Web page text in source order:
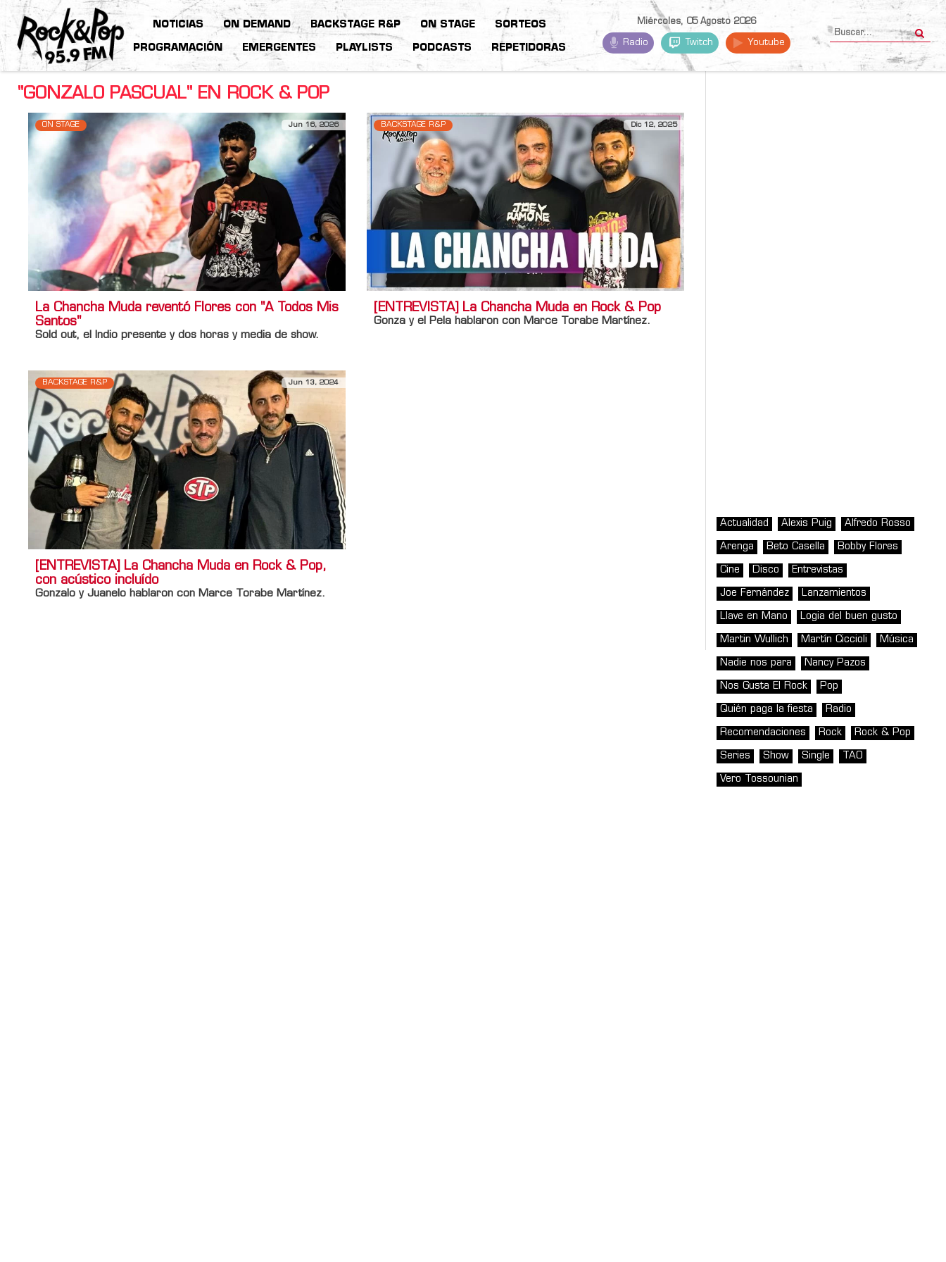
NOTICIAS ON DEMAND BACKSTAGE R&P ON STAGE SORTEOS
PROGRAMACIÓN EMERGENTES PLAYLISTS PODCASTS REPETIDORAS
Miércoles, 05 Agosto 2026
Radio Twitch Youtube
"GONZALO PASCUAL" EN ROCK & POP
ON STAGE Jun 16, 2026
La Chancha Muda reventó Flores con "A Todos Mis
Santos"
Sold out, el Indio presente y dos horas y media de show.
BACKSTAGE R&P Dic 12, 2025
[ENTREVISTA] La Chancha Muda en Rock & Pop
Gonza y el Pela hablaron con Marce Torabe Martínez.
BACKSTAGE R&P Jun 13, 2024
[ENTREVISTA] La Chancha Muda en Rock & Pop,
con acústico incluído
Gonzalo y Juanelo hablaron con Marce Torabe Martínez.
Actualidad Alexis Puig Alfredo Rosso
Arenga Beto Casella Bobby Flores
Cine Disco Entrevistas
Joe Fernández Lanzamientos
Llave en Mano Logia del buen gusto
Martin Wullich Martín Ciccioli Música
Nadie nos para Nancy Pazos
Nos Gusta El Rock Pop
Quién paga la fiesta Radio
Recomendaciones Rock Rock & Pop
Series Show Single TAO
Vero Tossounian